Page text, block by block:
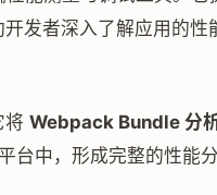
发者深入了解应用的性
将 Webpack Bundle 分
台中，形成完整的性能